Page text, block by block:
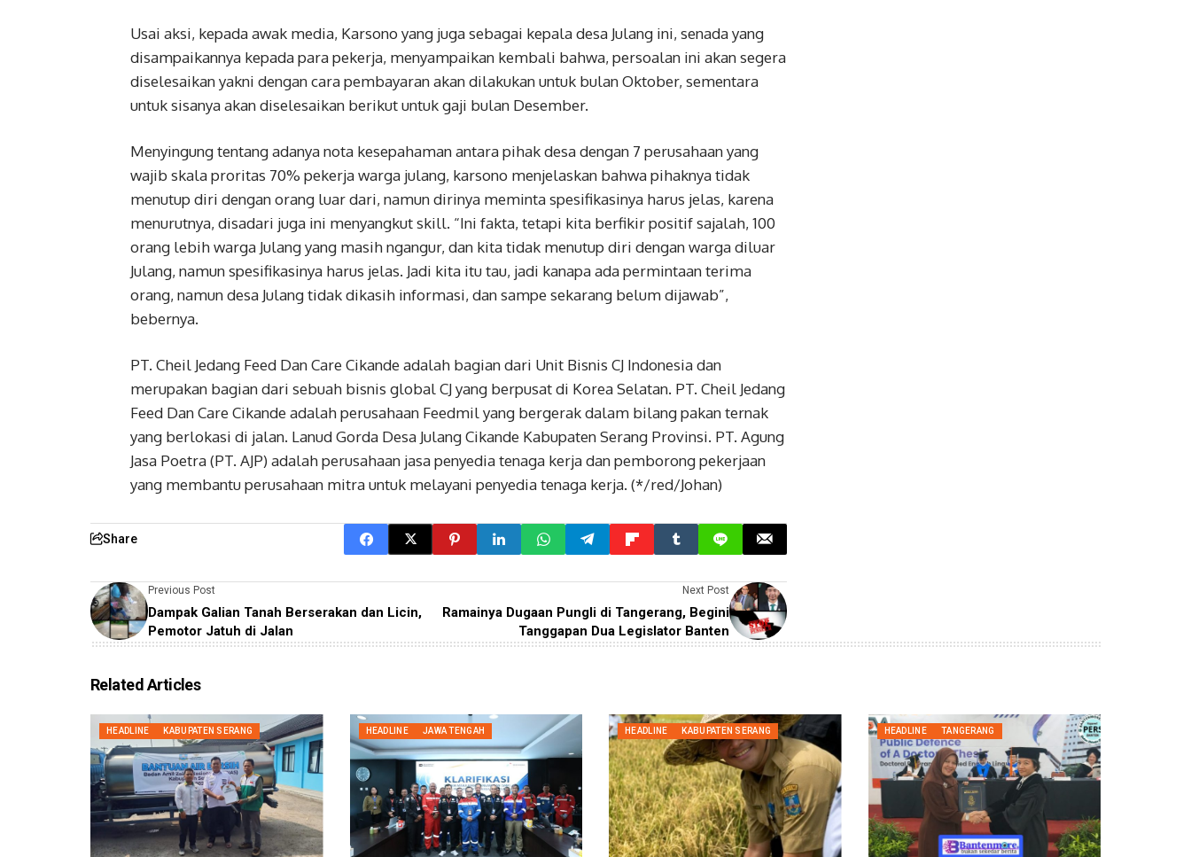
Usai aksi, kepada awak media, Karsono yang juga sebagai kepala desa Julang ini, senada yang
disampaikannya kepada para pekerja, menyampaikan kembali bahwa, persoalan ini akan segera
diselesaikan yakni dengan cara pembayaran akan dilakukan untuk bulan Oktober, sementara
untuk sisanya akan diselesaikan berikut untuk gaji bulan Desember.
Menyingung tentang adanya nota kesepahaman antara pihak desa dengan 7 perusahaan yang
wajib skala proritas 70% pekerja warga julang, karsono menjelaskan bahwa pihaknya tidak
menutup diri dengan orang luar dari, namun dirinya meminta spesifikasinya harus jelas, karena
menurutnya, disadari juga ini menyangkut skill. “Ini fakta, tetapi kita berfikir positif sajalah, 100
orang lebih warga Julang yang masih ngangur, dan kita tidak menutup diri dengan warga diluar
Julang, namun spesifikasinya harus jelas. Jadi kita itu tau, jadi kanapa ada permintaan terima
orang, namun desa Julang tidak dikasih informasi, dan sampe sekarang belum dijawab”,
bebernya.
PT. Cheil Jedang Feed Dan Care Cikande adalah bagian dari Unit Bisnis CJ Indonesia dan
merupakan bagian dari sebuah bisnis global CJ yang berpusat di Korea Selatan. PT. Cheil Jedang
Feed Dan Care Cikande adalah perusahaan Feedmil yang bergerak dalam bilang pakan ternak
yang berlokasi di jalan. Lanud Gorda Desa Julang Cikande Kabupaten Serang Provinsi. PT. Agung
Jasa Poetra (PT. AJP) adalah perusahaan jasa penyedia tenaga kerja dan pemborong pekerjaan
yang membantu perusahaan mitra untuk melayani penyedia tenaga kerja. (*/red/Johan)
Share
Previous Post
Dampak Galian Tanah Berserakan dan Licin,
Pemotor Jatuh di Jalan
Next Post
Ramainya Dugaan Pungli di Tangerang, Begini
Tanggapan Dua Legislator Banten
Related Articles
HEADLINE KABUPATEN SERANG HEADLINE JAWA TENGAH HEADLINE KABUPATEN SERANG HEADLINE TANGERANG